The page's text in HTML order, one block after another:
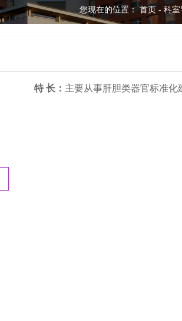
您现在的位置：首页 - 科室
特 长： 主要从事肝胆类器官标准化